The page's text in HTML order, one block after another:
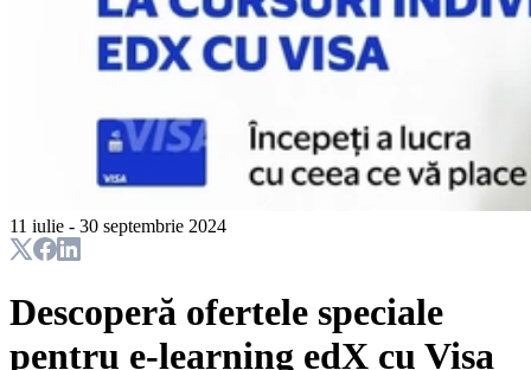
11 iulie - 30 septembrie 2024
Descoperă ofertele speciale
pentru e-learning edX cu Visa